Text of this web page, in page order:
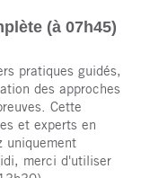
(à 07h45)
pratiques guidés,
des approches
Cette
et experts en
uniquement
merci d'utiliser